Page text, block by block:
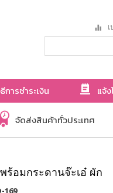
การชำระเงิน แจ้
จัดส่งสินค้าทั่วประเทศ
ร้อมกระดานจ๊ะเอ๋ ผัก
169